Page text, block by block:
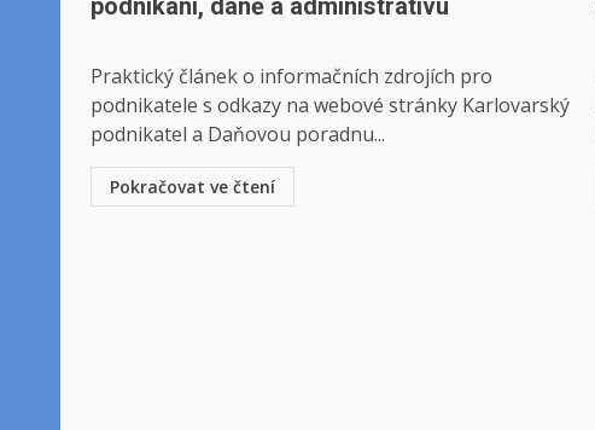
podnikání, daně a administrativu
Praktický článek o informačních zdrojích pro
podnikatele s odkazy na webové stránky Karlovarský
podnikatel a Daňovou poradnu...
Pokračovat ve čtení